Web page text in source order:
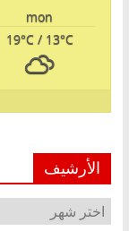
mon
19°C/ 13°C
الأرشيف
الأرشيف